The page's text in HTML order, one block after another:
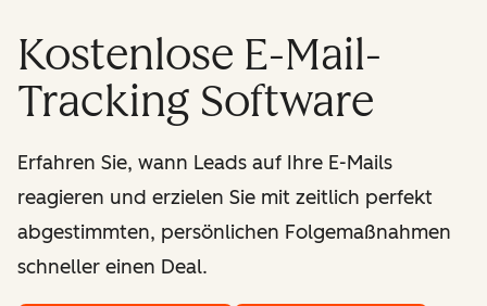
Kostenlose E-Mail-
Tracking Software
Erfahren Sie, wann Leads auf Ihre E-Mails
reagieren und erzielen Sie mit zeitlich perfekt
abgestimmten, persönlichen Folgemaßnahmen
schneller einen Deal.